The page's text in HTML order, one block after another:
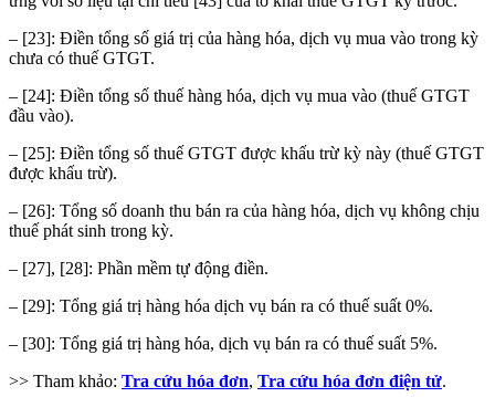
– [23]: Điền tổng số giá trị của hàng hóa, dịch vụ mua vào trong kỳ
chưa có thuế GTGT.
– [24]: Điền tổng số thuế hàng hóa, dịch vụ mua vào (thuế GTGT
đầu vào).
– [25]: Điền tổng số thuế GTGT được khấu trừ kỳ này (thuế GTGT
được khấu trừ).
– [26]: Tổng số doanh thu bán ra của hàng hóa, dịch vụ không chịu
thuế phát sinh trong kỳ.
– [27], [28]: Phần mềm tự động điền.
– [29]: Tổng giá trị hàng hóa dịch vụ bán ra có thuế suất 0%.
– [30]: Tổng giá trị hàng hóa, dịch vụ bán ra có thuế suất 5%.
>> Tham khảo: Tra cứu hóa đơn, Tra cứu hóa đơn điện tử.